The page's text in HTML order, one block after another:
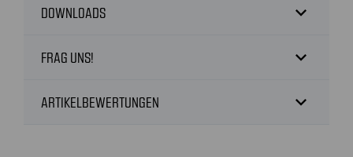
DOWNLOADS expand_more
FRAG UNS! expand_more
ARTIKELBEWERTUNGEN expand_more